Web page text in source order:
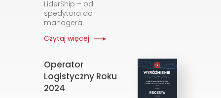
LiderShip – od
spedytora do
managera.
Czytaj więcej
Operator
Logistyczny Roku
2024